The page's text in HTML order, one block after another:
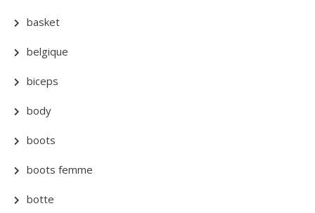
basket
belgique
biceps
body
boots
boots femme
botte